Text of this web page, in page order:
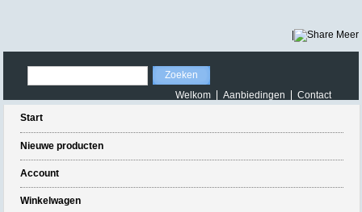
Meer
Welkom Aanbiedingen
Contact
Start
Nieuwe producten
Account
Winkelwagen